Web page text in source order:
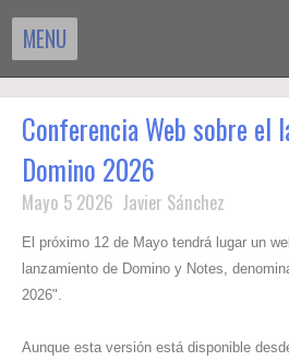
MENU
Conferencia Web sobre el
Domino 2026
Mayo 5 2026 Javier Sánchez
El próximo 12 de Mayo tendrá lugar un
lanzamiento de Domino y Notes,
2026".
Aunque esta versión está disponible